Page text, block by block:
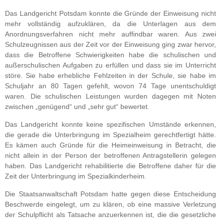
Das Landgericht Potsdam konnte die Gründe der Einweisung nicht
mehr vollständig aufzuklären, da die Unterlagen aus dem
Anordnungsverfahren nicht mehr auffindbar waren. Aus zwei
Schulzeugnissen aus der Zeit vor der Einweisung ging zwar hervor,
dass die Betroffene Schwierigkeiten habe die schulischen und
außerschulischen Aufgaben zu erfüllen und dass sie im Unterricht
störe. Sie habe erhebliche Fehlzeiten in der Schule, sie habe im
Schuljahr an 80 Tagen gefehlt, wovon 74 Tage unentschuldigt
waren. Die schulischen Leistungen wurden dagegen mit Noten
zwischen „genügend“ und „sehr gut“ bewertet.
Das Landgericht konnte keine spezifischen Umstände erkennen,
die gerade die Unterbringung im Spezialheim gerechtfertigt hätte.
Es kämen auch Gründe für die Heimeinweisung in Betracht, die
nicht allein in der Person der betroffenen Antragstellerin gelegen
haben. Das Landgericht rehabilitierte die Betroffene daher für die
Zeit der Unterbringung im Spezialkinderheim.
Die Staatsanwaltschaft Potsdam hatte gegen diese Entscheidung
Beschwerde eingelegt, um zu klären, ob eine massive Verletzung
der Schulpflicht als Tatsache anzuerkennen ist, die die gesetzliche